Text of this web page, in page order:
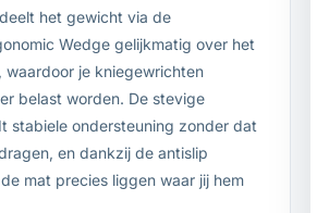
het gewicht via de
Wedge gelijkmatig over het
waardoor je kniegewrichten
belast worden. De stevige
stabiele ondersteuning zonder dat
en dankzij de antislip
mat precies liggen waar jij hem